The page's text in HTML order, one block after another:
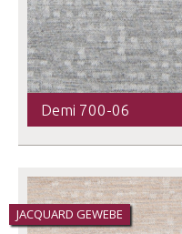
Demi 700-06
JACQUARD GEWEBE